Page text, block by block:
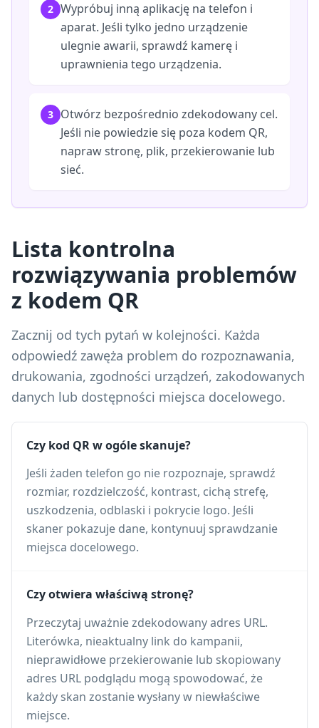
2 Wypróbuj inną aplikację na telefon i
aparat. Jeśli tylko jedno urządzenie
ulegnie awarii, sprawdź kamerę i
uprawnienia tego urządzenia.
3 Otwórz bezpośrednio zdekodowany cel.
Jeśli nie powiedzie się poza kodem QR,
napraw stronę, plik, przekierowanie lub
sieć.
Lista kontrolna
rozwiązywania problemów
z kodem QR
Zacznij od tych pytań w kolejności. Każda
odpowiedź zawęża problem do rozpoznawania,
drukowania, zgodności urządzeń, zakodowanych
danych lub dostępności miejsca docelowego.
Czy kod QR w ogóle skanuje?
Jeśli żaden telefon go nie rozpoznaje, sprawdź
rozmiar, rozdzielczość, kontrast, cichą strefę,
uszkodzenia, odblaski i pokrycie logo. Jeśli
skaner pokazuje dane, kontynuuj sprawdzanie
miejsca docelowego.
Czy otwiera właściwą stronę?
Przeczytaj uważnie zdekodowany adres URL.
Literówka, nieaktualny link do kampanii,
nieprawidłowe przekierowanie lub skopiowany
adres URL podglądu mogą spowodować, że
każdy skan zostanie wysłany w niewłaściwe
miejsce.